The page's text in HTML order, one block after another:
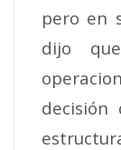
pero en
dijo
decisión